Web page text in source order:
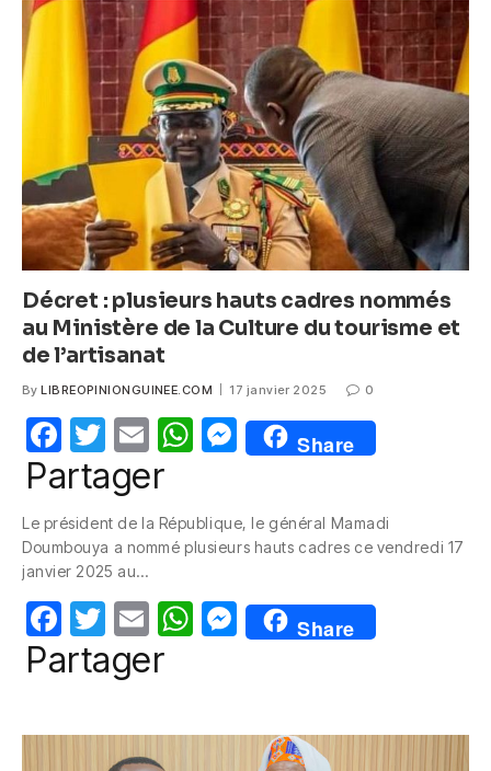
b
A
p
p
n
g
er
Décret : plusieurs hauts cadres nommés
au Ministère de la Culture du tourisme et
de l’artisanat
By LIBREOPINIONGUINEE.COM 17 janvier 2025 0
F
a
e
b
o
o
k
T
w
itt
er
E
m
W
s
p
p
M
e
e
g
er
Share
Partager
Le président de la République, le général Mamadi
Doumbouya a nommé plusieurs hauts cadres ce vendredi 17
janvier 2025 au…
F
a
e
T
w
itt
er
E
m
W
s
M
e
e
Share
Partager